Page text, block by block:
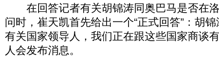
在回答记者有关胡锦涛同奥巴马是否在
问时，崔天凯首先给出一个“正式回答”：胡
有关国家领导人，我们正在跟这些国家商谈
人会发布消息。